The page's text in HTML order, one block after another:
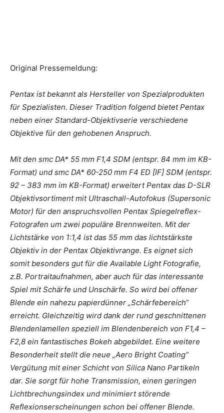
Original Pressemeldung:
Pentax ist bekannt als Hersteller von Spezialprodukten
für Spezialisten. Dieser Tradition folgend bietet Pentax
neben einer Standard-Objektivserie verschiedene
Objektive für den gehobenen Anspruch.
Mit den smc DA* 55 mm F1,4 SDM (entspr. 84 mm im KB-
Format) und smc DA* 60-250 mm F4 ED [IF] SDM (entspr.
92 – 383 mm im KB-Format) erweitert Pentax das D-SLR
Objektivsortiment mit Ultraschall-Autofokus (Supersonic
Motor) für den anspruchsvollen Pentax Spiegelreflex-
Fotografen um zwei populäre Brennweiten. Mit der
Lichtstärke von 1:1,4 ist das 55 mm das lichtstärkste
Objektiv in der Pentax Objektivrange. Es eignet sich
somit besonders gut für die Available Light Fotografie,
z.B. Portraitaufnahmen, aber auch für das interessante
Spiel mit Schärfe und Unschärfe. So wird bei offener
Blende ein nahezu papierdünner „Schärfebereich“
erreicht. Gleichzeitig wird dank der rund geschnittenen
Blendenlamellen speziell im Blendenbereich von F1,4 –
F2,8 ein fantastisches Bokeh abgebildet. Eine weitere
Besonderheit stellt die neue „Aero Bright Coating“
Vergütung mit einer Schicht von Silica Nano Partikeln
dar. Sie sorgt für hohe Transmission, einen geringen
Lichtbrechungsindex und minimiert störende
Reflexionserscheinungen schon bei offener Blende.